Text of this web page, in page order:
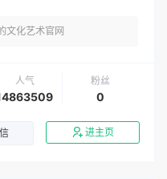
文化艺术官网
人气 粉丝
0
进主页